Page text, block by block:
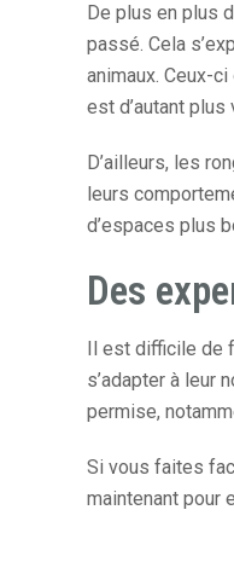
De plus en plus
passé. Cela
animaux. Ceux-
est d’autant
D’ailleurs, les
leurs
d’espaces plus
Des
Il est difficile de
s’adapter à leur
permise,
Si vous faites
maintenant pour